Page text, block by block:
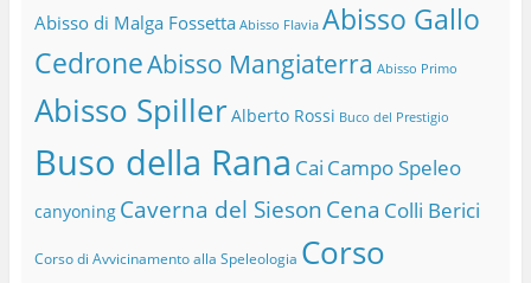
Abisso di Malga Fossetta Abisso Flavia Abisso Gallo
CedroneAbisso Mangiaterra Abisso Primo
Abisso SpillerAlberto Rossi Buco del Prestigio
Buso della Rana Cai Campo Speleo
canyoning Caverna del Sieson Cena Colli Berici
Corso di Avvicinamento alla Speleologia Corso